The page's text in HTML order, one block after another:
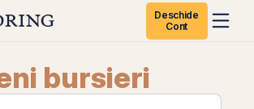
Deschide
Cont
bursieri